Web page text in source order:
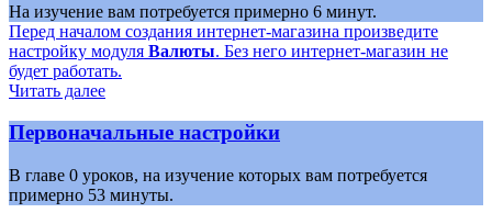
На изучение вам потребуется примерно 6 минут.
Перед началом создания интернет-магазина произведите
настройку модуля Валюты. Без него интернет-магазин не
будет работать.
Читать далее
Первоначальные настройки
В главе 0 уроков, на изучение которых вам потребуется
примерно 53 минуты.